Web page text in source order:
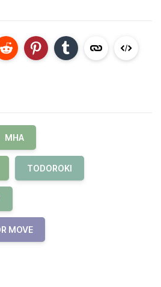
MHA
TODOROKI
MOVE